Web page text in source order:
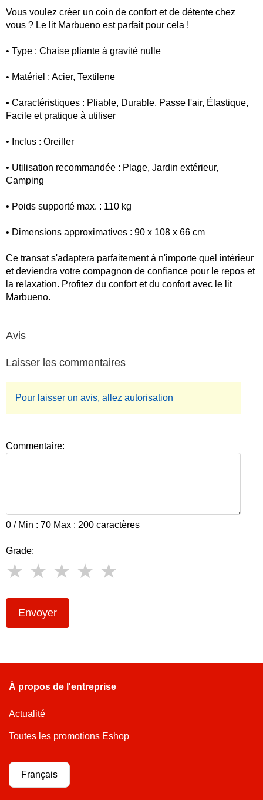
Vous voulez créer un coin de confort et de détente chez
vous ? Le lit Marbueno est parfait pour cela !
• Type : Chaise pliante à gravité nulle
• Matériel : Acier, Textilene
• Caractéristiques : Pliable, Durable, Passe l'air, Élastique,
Facile et pratique à utiliser
• Inclus : Oreiller
• Utilisation recommandée : Plage, Jardin extérieur,
Camping
• Poids supporté max. : 110 kg
• Dimensions approximatives : 90 x 108 x 66 cm
Ce transat s'adaptera parfaitement à n'importe quel intérieur
et deviendra votre compagnon de confiance pour le repos et
la relaxation. Profitez du confort et du confort avec le lit
Marbueno.
Avis
Laisser les commentaires
Pour laisser un avis, allez autorisation
Commentaire:
0 / Min : 70 Max : 200 caractères
Grade:
Envoyer
À propos de l'entreprise
Actualité
Toutes les promotions Eshop
Français